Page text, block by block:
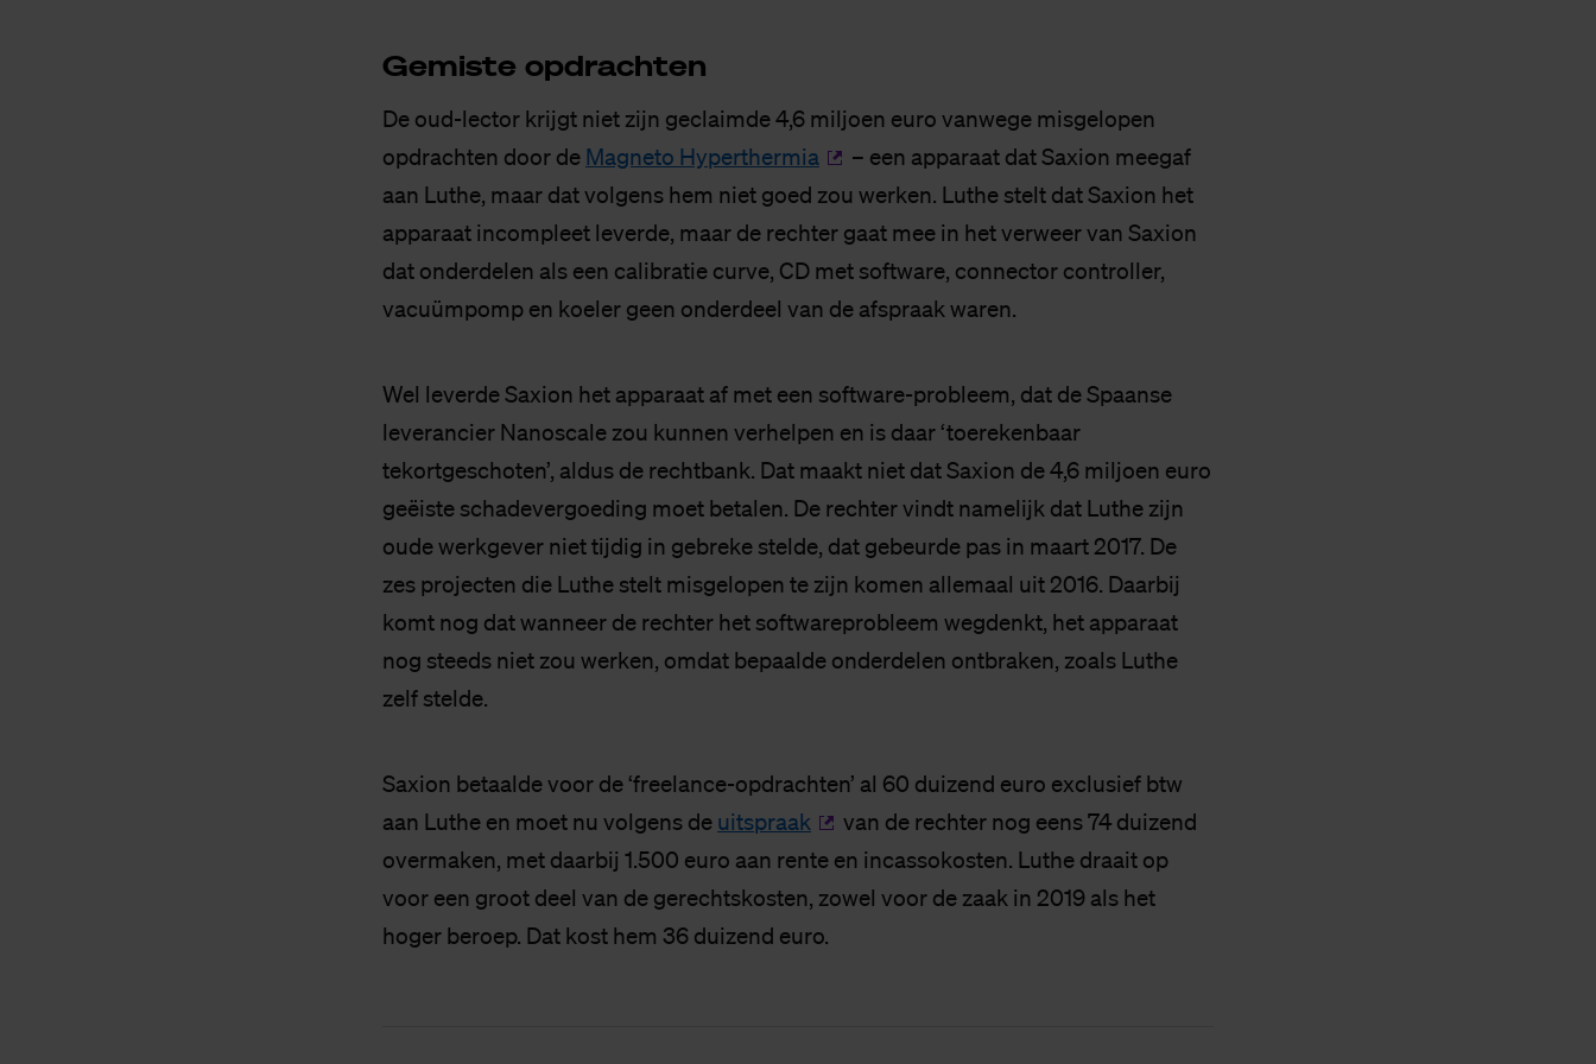
Ge­mis­te op­drach­ten
De oud-lector krijgt niet zijn geclaimde 4,6 miljoen euro vanwege misgelopen
opdrachten door de Magneto Hyperthermia
– een apparaat dat Saxion meegaf
aan Luthe, maar dat volgens hem niet goed zou werken. Luthe stelt dat Saxion het
apparaat incompleet leverde, maar de rechter gaat mee in het verweer van Saxion
dat onderdelen als een calibratie curve, CD met software, connector controller,
vacuümpomp en koeler geen onderdeel van de afspraak waren.
Wel leverde Saxion het apparaat af met een software-probleem, dat de Spaanse
leverancier Nanoscale zou kunnen verhelpen en is daar ‘toerekenbaar
tekortgeschoten’, aldus de rechtbank. Dat maakt niet dat Saxion de 4,6 miljoen euro
geëiste schadevergoeding moet betalen. De rechter vindt namelijk dat Luthe zijn
oude werkgever niet tijdig in gebreke stelde, dat gebeurde pas in maart 2017. De
zes projecten die Luthe stelt misgelopen te zijn komen allemaal uit 2016. Daarbij
komt nog dat wanneer de rechter het softwareprobleem wegdenkt, het apparaat
nog steeds niet zou werken, omdat bepaalde onderdelen ontbraken, zoals Luthe
zelf stelde.
Saxion betaalde voor de ‘freelance-opdrachten’ al 60 duizend euro exclusief btw
aan Luthe en moet nu volgens de uitspraak
van de rechter nog eens 74 duizend
overmaken, met daarbij 1.500 euro aan rente en incassokosten. Luthe draait op
voor een groot deel van de gerechtskosten, zowel voor de zaak in 2019 als het
hoger beroep. Dat kost hem 36 duizend euro.